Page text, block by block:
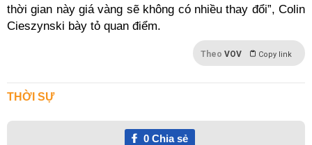
thời gian này giá vàng sẽ không có nhiều thay đổi”, Colin
Cieszynski bày tỏ quan điểm.
Theo VOV Copy link
THỜI SỰ
0Chia sẻ